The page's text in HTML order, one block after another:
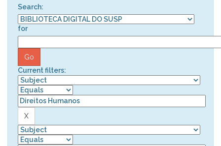
Search:
for
Current filters: